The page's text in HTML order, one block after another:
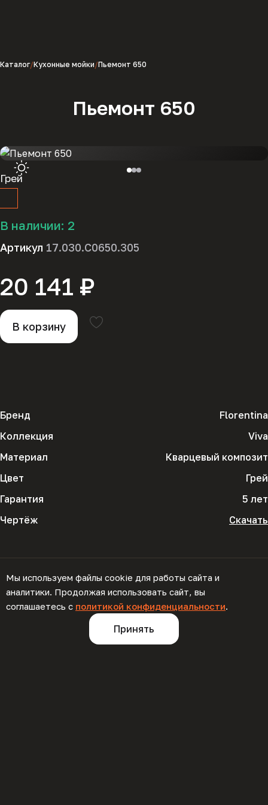
Каталог Кухонные мойки Пьемонт 650
Пьемонт 650
В наличии: 2
Артикул 17.030.C0650.305
20 141 ₽
В корзину
Грей
Бренд
Florentina
Коллекция
Viva
Материал
Кварцевый композит
Цвет
Грей
Гарантия
5 лет
Чертёж
Скачать
Характеристики
Мы используем файлы cookie для работы сайта и
аналитики. Продолжая использовать сайт, вы
соглашаетесь с политикой конфиденциальности.
Принять